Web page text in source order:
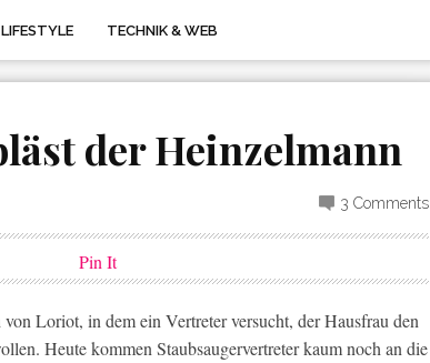
LIFESTYLE TECHNIK & WEB
der Heinzelmann
3 Comments
Pin It
Loriot, in dem ein Vertreter versucht, der Hausfrau den
Heute kommen Staubsaugervertreter kaum noch an die